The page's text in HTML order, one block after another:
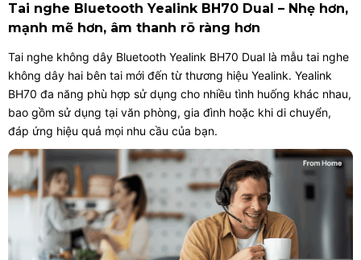
Tai nghe Bluetooth Yealink BH70 Dual – Nhẹ hơn,
mạnh mẽ hơn, âm thanh rõ ràng hơn
Tai nghe không dây Bluetooth Yealink BH70 Dual là mẫu tai nghe
không dây hai bên tai mới đến từ thương hiệu Yealink. Yealink
BH70 đa năng phù hợp sử dụng cho nhiều tình huống khác nhau,
bao gồm sử dụng tại văn phòng, gia đình hoặc khi di chuyển,
đáp ứng hiệu quả mọi nhu cầu của bạn.